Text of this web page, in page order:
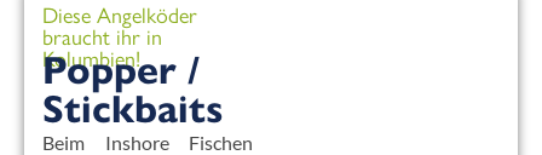
Diese Angelköder
braucht ihr in
Kolumbien!
Popper /
Stickbaits
Beim Inshore Fischen